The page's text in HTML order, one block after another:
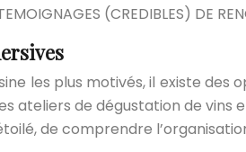
(CREDIBLES) DE
les plus motivés, il existe
ateliers de dégustation de
de comprendre